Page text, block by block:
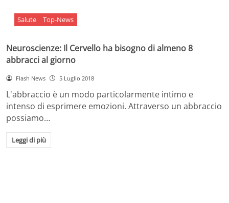
Salute Top-News
Neuroscienze: Il Cervello ha bisogno di almeno 8
abbracci al giorno
Flash News 5 Luglio 2018
L'abbraccio è un modo particolarmente intimo e
intenso di esprimere emozioni. Attraverso un abbraccio
possiamo…
Leggi di più